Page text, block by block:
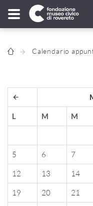
Calendario
L M M
5
6 7
12
13 14
19
20 21